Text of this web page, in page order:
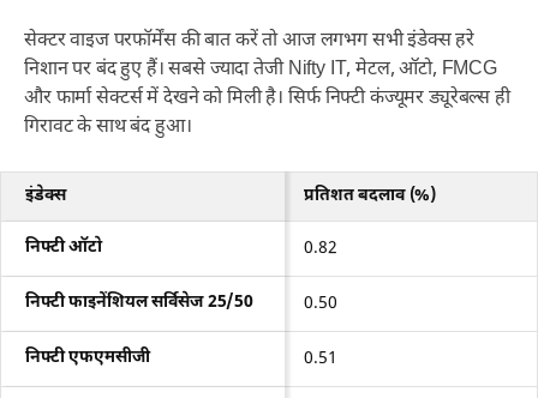
सेक्टर वाइज परफॉर्मेंस की बात करें तो आज लगभग सभी इंडेक्स हरे
निशान पर बंद हुए हैं। सबसे ज्यादा तेजी Nifty IT, मेटल, ऑटो, FMCG
और फार्मा सेक्टर्स में देखने को मिली है। सिर्फ निफ्टी कंज्यूमर ड्यूरेबल्स ही
गिरावट के साथ बंद हुआ।
इंडेक्स प्रतिशत बदलाव (%)
निफ्टी ऑटो 0.82
निफ्टी फाइनेंशियल सर्विसेज 25/50 0.50
निफ्टी एफएमसीजी 0.51